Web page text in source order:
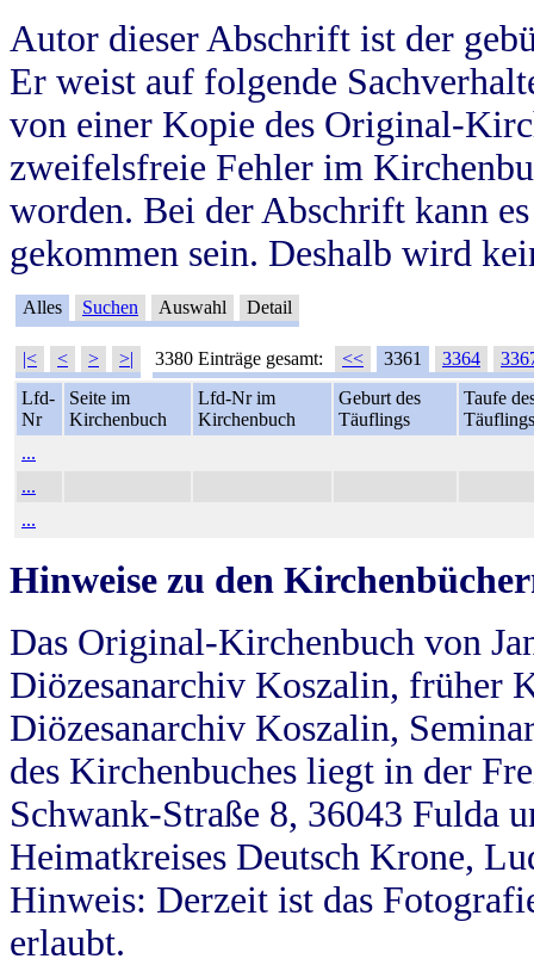
Autor dieser Abschrift ist der
Er weist auf folgende
von einer Kopie des Original-
zweifelsfreie Fehler im
worden. Bei der Abschrift kann
gekommen sein. Deshalb wird
Alles Suchen Auswahl Detail
|< < > >| 3380 Einträge gesamt: << 3361 3364
Lfd-
Nr
Seite im
Kirchenbuch
Lfd-Nr im
Kirchenbuch
Geburt des
Täuflings
Taufe
Täuflings
...
...
...
Hinweise zu den
Das Original-Kirchenbuch von
Diözesanarchiv Koszalin, früher
Diözesanarchiv Koszalin,
des Kirchenbuches liegt in der
Schwank-Straße 8, 36043 Fulda
Heimatkreises Deutsch Krone,
Hinweis: Derzeit ist das
erlaubt.